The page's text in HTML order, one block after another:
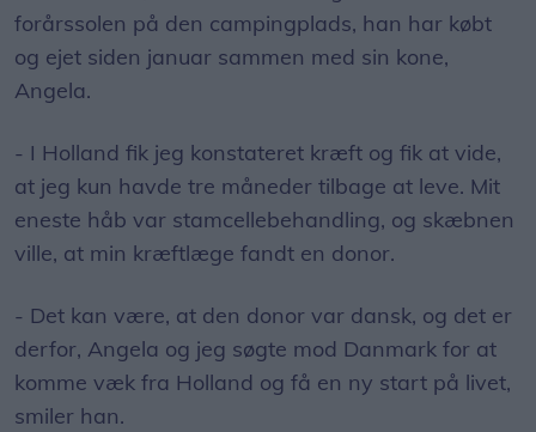
forårssolen på den campingplads, han har købt
og ejet siden januar sammen med sin kone,
Angela.
- I Holland fik jeg konstateret kræft og fik at vide,
at jeg kun havde tre måneder tilbage at leve. Mit
eneste håb var stamcellebehandling, og skæbnen
ville, at min kræftlæge fandt en donor.
- Det kan være, at den donor var dansk, og det er
derfor, Angela og jeg søgte mod Danmark for at
komme væk fra Holland og få en ny start på livet,
smiler han.